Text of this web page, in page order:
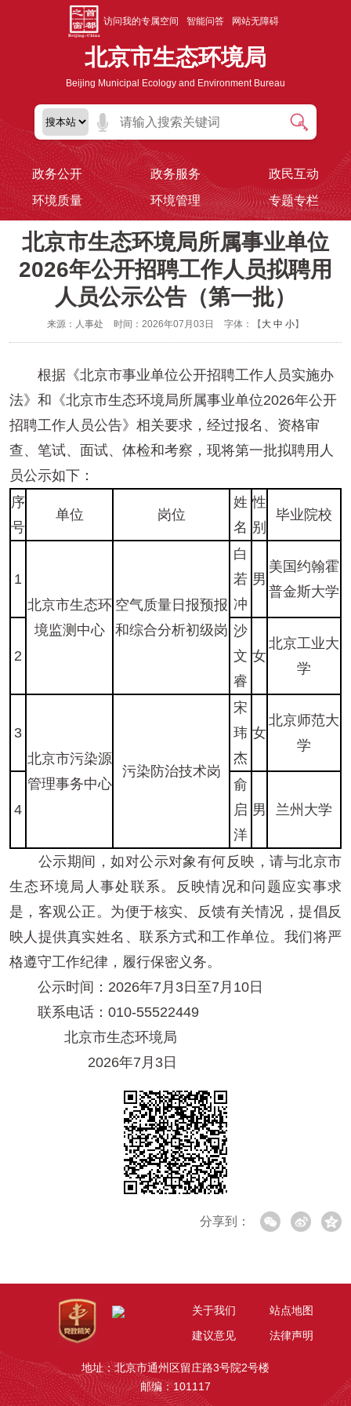
访问我的专属空间 智能问答 网站无障碍
北京市生态环境局
Beijing Municipal Ecology and Environment Bureau
政务公开 政务服务
政民互动
环境质量
环境管理 专题专栏
北京市生态环境局所属事业单位
2026年公开招聘工作人员拟聘用
人员公示公告（第一批）
来源：人事处 时间：2026年07月03日 字体：【 大 中 小】
根据《北京市事业单位公开招聘工作人员实施办
法》和《北京市生态环境局所属事业单位2026年公开
招聘工作人员公告》相关要求，经过报名、资格审
查、笔试、面试、体检和考察，现将第一批拟聘用人
员公示如下：
序
号
单位 岗位
姓
名
性
别
毕业院校
1
北京市生态环
境监测中心
空气质量日报预报
和综合分析初级岗
白
若
冲
男
美国约翰霍
普金斯大学
2
沙
文
睿
女
北京工业大
学
3
北京市污染源
管理事务中心
污染防治技术岗
宋
玮
杰
女
北京师范大
学
4
俞
启
洋
男 兰州大学
公示期间，如对公示对象有何反映，请与北京市
生态环境局人事处联系。反映情况和问题应实事求
是，客观公正。为便于核实、反馈有关情况，提倡反
映人提供真实姓名、联系方式和工作单位。我们将严
格遵守工作纪律，履行保密义务。
公示时间：2026年7月3日至7月10日
联系电话：010-55522449
北京市生态环境局
2026年7月3日
分享到：
关于我们
站点地图
建议意见
法律声明
地址：北京市通州区留庄路3号院2号楼
邮编：101117